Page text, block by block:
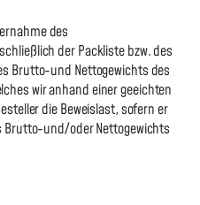
des
der Packliste bzw. des
Brutto-und Nettogewichts des
wir anhand einer geeichten
die Beweislast, sofern er
Brutto-und/oder Nettogewichts